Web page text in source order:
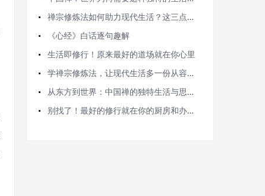
禅宗修炼法如何助力现代生活？这三点你必须知道
《心经》白话逐句趣解
生活即修行！原来最好的道场就在你心里
学禅宗修炼法，让现代生活多一份从容与自在
从东方到世界：中国禅的独特生活与思维智慧
别找了！最好的修行就在你的厨房和办公室里